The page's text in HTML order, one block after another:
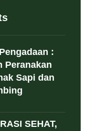
:
Peranakan
Sapi dan
SEHAT,